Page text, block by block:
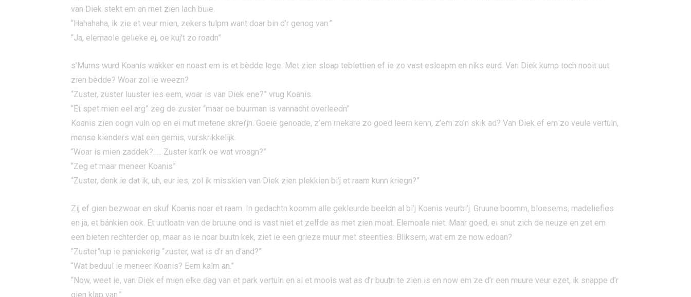
van Diek stekt em an met zien lach buie.
“Hahahaha, ik zie et veur mien, zekers tulpm want doar bin d’r genog van.”
“Ja, elemaole gelieke ej, oe kuj’t zo roadn”
s’Murns wurd Koanis wakker en noast em is et bèdde lege. Met zien sloap teblettien ef ie zo vast esloapm en niks eurd. Van Diek kump toch nooit uut
zien bèdde? Woar zol ie weezn?
“Zuster, zuster luuster ies eem, woar is van Diek ene?” vrug Koanis.
“Et spet mien eel arg” zeg de zuster “maar oe buurman is vannacht overleedn”
Koanis zien oogn vuln op en ei mut metene skrei’jn. Goeie genoade, z’em mekare zo goed leern kenn, z’em zo’n skik ad? Van Diek ef em zo veule vertuln,
mense kienders wat een gemis, vurskrikkelijk.
“Woar is mien zaddek?….. Zuster kan’k oe wat vroagn?”
“Zeg et maar meneer Koanis”
“Zuster, denk ie dat ik, uh, eur ies, zol ik misskien van Diek zien plekkien bi’j et raam kunn kriegn?”
Zij ef gien bezwoar en skuf Koanis noar et raam. In gedachtn koomm alle gekleurde beeldn al bi’j Koanis veurbi’j. Gruune boomm, bloesems, madeliefies
en ja, et bánkien ook. Et uutloatn van de bruune ond is vast niet et zelfde as met zien moat. Elemoale niet. Maar goed, ei snut zich de neuze en zet em
een bieten rechterder op, maar as ie noar buutn kek, ziet ie een grieze muur met steenties. Bliksem, wat em ze now edoan?
“Zuster”rup ie paniekerig “zuster, wat is d’r an d’and?”
“Wat beduul ie meneer Koanis? Eem kalm an.”
“Now, weet ie, van Diek ef mien elke dag van et park vertuln en al et moois wat as d’r buutn te zien is en now em ze d’r een muure veur ezet, ik snappe d’r
gien klap van.”